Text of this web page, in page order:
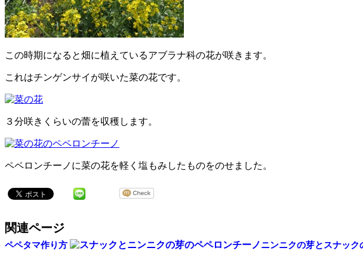
この時期になると畑に植えているアブラナ科の花が咲きます。
これはチンゲンサイが咲いた菜の花です。
３分咲きくらいの蕾を収穫します。
ペペロンチーノに菜の花を軽く塩もみしたものをのせました。
関連ページ
ペペタマ作り方 ニンニクの芽とスナック